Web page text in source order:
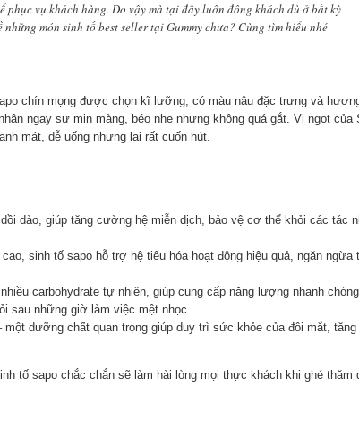
phục vụ khách hàng. Do vậy mà tại đây luôn đông khách dù ở bất kỳ
món sinh tố best seller tại Gummy chưa? Cùng tìm hiểu nhé
chín mọng được chọn kĩ lưỡng, có màu nâu đặc trưng và
ngay sự mịn màng, béo nhẹ nhưng không quá gắt. Vị ngọt của
mát, dễ uống nhưng lại rất cuốn hút.
dào, giúp tăng cường hệ miễn dịch, bảo vệ cơ thể khỏi các tác
sinh tố sapo hỗ trợ hệ tiêu hóa hoạt động hiệu quả, ngăn ngừa
carbohydrate tự nhiên, giúp cung cấp năng lượng nhanh
sau những giờ làm việc mệt nhọc.
một dưỡng chất quan trọng giúp duy trì sức khỏe của đôi mắt,
tố sapo chắc chắn sẽ làm hài lòng mọi thực khách khi ghé thăm